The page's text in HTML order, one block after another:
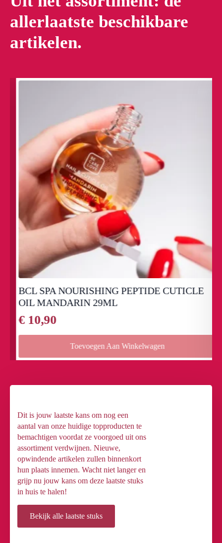
allerlaatste beschikbare
artikelen.
BCL SPA NOURISHING PEPTIDE CUTICLE
OIL MANDARIN 29ML
€10,90
Toevoegen Aan Winkelwagen
Dit is jouw laatste kans om nog een
aantal van onze huidige topproducten te
bemachtigen voordat ze voorgoed uit ons
assortiment verdwijnen. Nieuwe,
opwindende artikelen zullen binnenkort
hun plaats innemen. Wacht niet langer en
grijp nu jouw kans om deze laatste stuks
in huis te halen!
Bekijk alle laatste stuks